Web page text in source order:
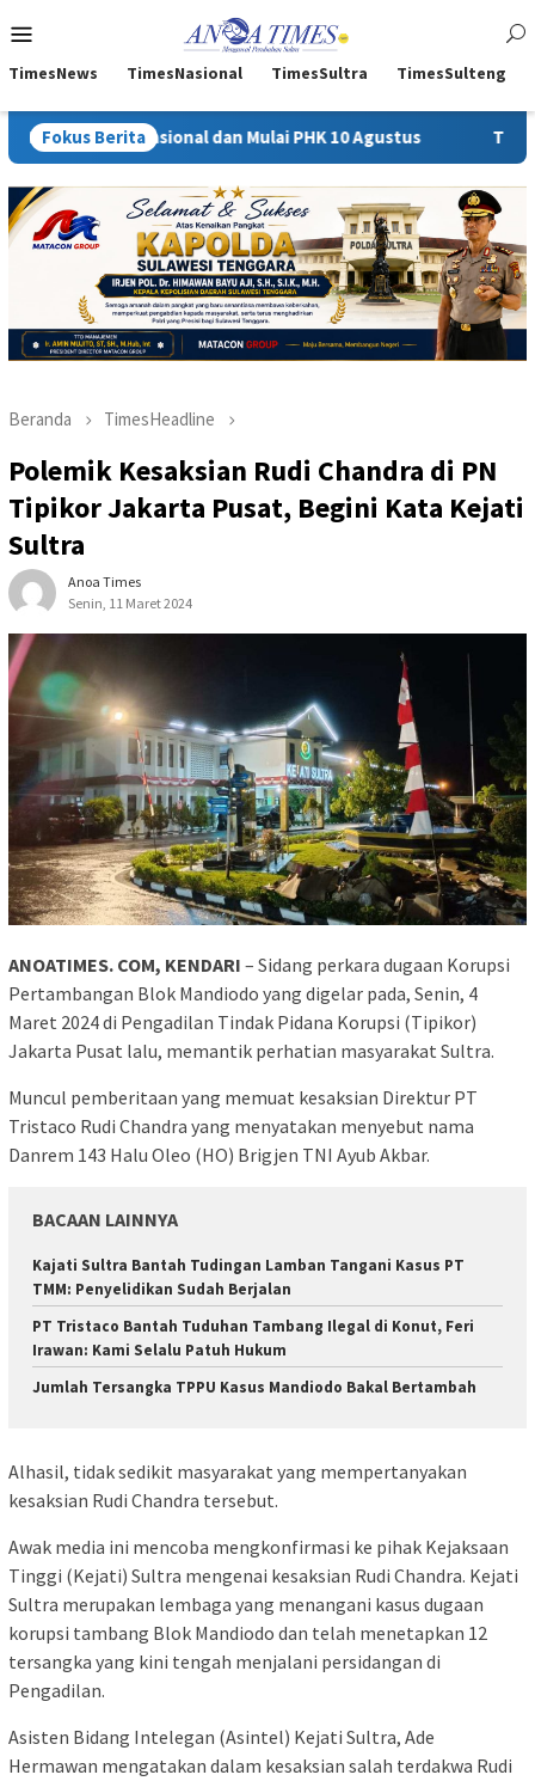
ke
Mobile
TimesNews TimesNasional TimesSultra TimesSulteng
Fokus Berita
dan Mulai PHK 10 Agustus Tim Skateboard
Beranda TimesHeadline
Polemik Kesaksian Rudi Chandra di PN
Tipikor Jakarta Pusat, Begini Kata Kejati
Sultra
Anoa Times
Senin, 11 Maret 2024
ANOATIMES. COM, KENDARI – Sidang perkara dugaan Korupsi
Pertambangan Blok Mandiodo yang digelar pada, Senin, 4
Maret 2024 di Pengadilan Tindak Pidana Korupsi (Tipikor)
Jakarta Pusat lalu, memantik perhatian masyarakat Sultra.
Muncul pemberitaan yang memuat kesaksian Direktur PT
Tristaco Rudi Chandra yang menyatakan menyebut nama
Danrem 143 Halu Oleo (HO) Brigjen TNI Ayub Akbar.
BACAAN LAINNYA
Kajati Sultra Bantah Tudingan Lamban Tangani Kasus PT
TMM: Penyelidikan Sudah Berjalan
PT Tristaco Bantah Tuduhan Tambang Ilegal di Konut, Feri
Irawan: Kami Selalu Patuh Hukum
Jumlah Tersangka TPPU Kasus Mandiodo Bakal Bertambah
Alhasil, tidak sedikit masyarakat yang mempertanyakan
kesaksian Rudi Chandra tersebut.
Awak media ini mencoba mengkonfirmasi ke pihak Kejaksaan
Tinggi (Kejati) Sultra mengenai kesaksian Rudi Chandra. Kejati
Sultra merupakan lembaga yang menangani kasus dugaan
korupsi tambang Blok Mandiodo dan telah menetapkan 12
tersangka yang kini tengah menjalani persidangan di
Pengadilan.
Asisten Bidang Intelegan (Asintel) Kejati Sultra, Ade
Hermawan mengatakan dalam kesaksian salah terdakwa Rudi